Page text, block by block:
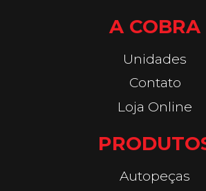
A COBRA
Unidades
Contato
Loja Online
Autopeças